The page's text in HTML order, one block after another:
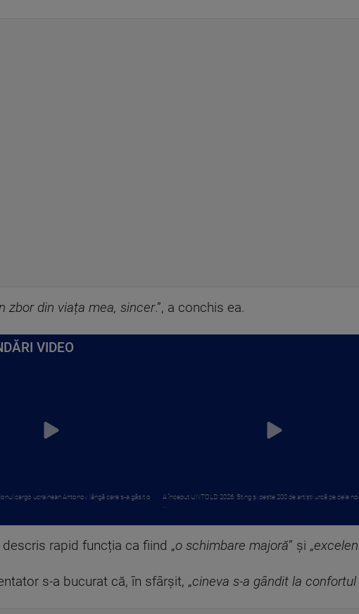
zbor din viața mea, sincer.”, a conchis ea.
VIDEO
cargo ucrainean Antonov lângă care s-a găsit o
A început UNTOLD 2026. Sting și peste 200 de artiști urcă pe cele
descris rapid funcția ca fiind „o schimbare majoră” și „
s-a bucurat că, în sfârșit, „cineva s-a gândit la